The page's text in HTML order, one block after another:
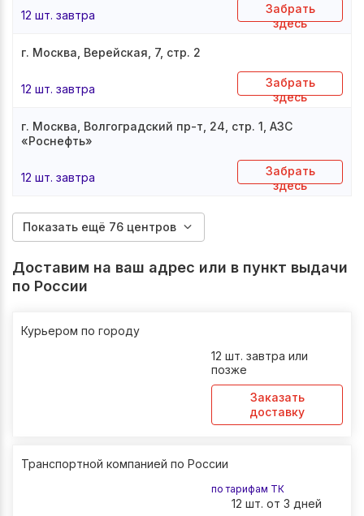
12 шт. завтра
Забрать
здесь
г. Москва, Верейская, 7, стр. 2
12 шт. завтра
Забрать
здесь
г. Москва, Волгоградский пр-т, 24, стр. 1, АЗС
«Роснефть»
12 шт. завтра
Забрать
здесь
Показать ещё 76 центров
Доставим на ваш адрес или в пункт выдачи
по России
Курьером по городу
12 шт. завтра или
позже
Заказать
доставку
Транспортной компанией по России
по тарифам ТК
12 шт. от 3 дней